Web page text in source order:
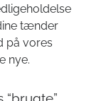
tænder
på vores
nye.